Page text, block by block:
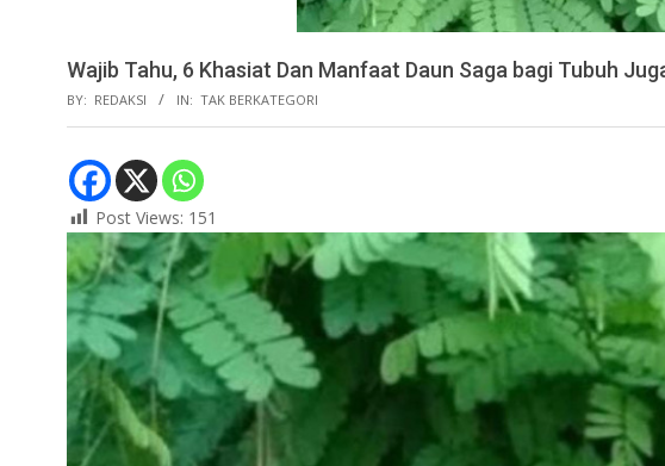
Wajib Tahu, 6 Khasiat Dan Manfaat Daun Saga bagi Tubuh
BY: REDAKSI IN: TAK BERKATEGORI
Post Views: 151